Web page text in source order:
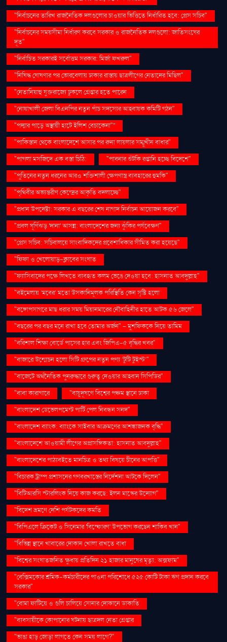
"নির্বাচনের তারিখ রাজনৈতিক দলগুলোর চাওয়ার ভিত্তিতে নির্ধারিত হবে: প্রেস সচিব"
"নির্বাচনের সময়সীমা নির্ধারণ করবে সরকার ও রাজনৈতিক দলগুলো: জাতিসংঘের
দূত"
"নির্বাচিত সরকারই সর্বোত্তম সরকার: মির্জা ফখরুল"
"নিষিদ্ধ ঘোষণার পর ভোরবেলায় ঢাকার রাস্তায় ছাত্রলীগের নেতাদের মিছিল"
"নেতানিয়াহু যুক্তরাজ্যে ঢুকলে গ্রেপ্তার হতে পারেন
"নোয়াখালী জেলা বিএনপির নতুন পাঁচ সদস্যের আহ্বায়ক কমিটি গঠন"
"পদ্মার পাড়ে অস্থায়ী হাটে ইলিশ বেচাকেনা"''
"পাকিস্তান থেকে বাংলাদেশে আসার পর রুনা লায়লার সম্মুখীন বাধার"
"পাগলা মসজিদে এক বস্তা চিঠি:
"পাবনার শুঁটকি রপ্তানি হচ্ছে বিদেশে"
"পুতিনের নতুন ধরনের আরও শক্তিশালী ক্ষেপণাস্ত্র ব্যবহারের হুমকি"
"পৃথিবীর অভ্যন্তরীণ কেন্দ্রের আকৃতি বদলাচ্ছে"
"প্রধান উপদেষ্টা: সরকার এ বছরের শেষ নাগাদ নির্বাচন আয়োজন করবে"
"প্রবল ঘূর্ণিঝড় 'দানা' আসন্ন: বাংলাদেশের জন্য ঝুঁকির পর্যবেক্ষণ"
"প্রেস সচিব: সচিবালয়ে সাংবাদিকদের প্রবেশাধিকার সীমিত করা হয়েছে"
"ফিফা ও খেলোয়াড়-ক্লাবের সংঘাত
"ফ্যাসিবাদের পক্ষে লিখতে ব্যবহৃত কলম ভেঙে দেওয়া হবে: হাসনাত আবদুল্লাহ"
"বইমেলায় ‘মবের’ মতো উসকানিমূলক পরিস্থিতি কেন সৃষ্টি হলো
"বঙ্গোপসাগরে মাছ ধরার সময় মিয়ানমারের নৌবাহিনীর হাতে আটক ৫৬ জেলে"
"বছরের পর বছর মনে রাখা হবে তোমার অর্জন" – মুশফিককে নিয়ে তামিম
"বরিশাল শিক্ষা বোর্ডে পাসের হার এবং জিপিএ-৫ বৃদ্ধির খবর"
"বাজারে উন্মোচন হলো সিটি গ্রুপের নতুন পণ্য ‘টুটি টুইস্ট’"
"বাজেটে অর্থনৈতিক পুনরুদ্ধারে গুরুত্ব দেওয়ার আহ্বান সিপিডির"
"বাবা কারাগারে
"বায়ুদূষণে বিশ্বের পঞ্চম স্থানে ঢাকা
"বাংলাদেশ ডেভেলপমেন্ট পার্টি পেল নিবন্ধন সনদ"
"বাংলাদেশ ব্যাংক: ব্যাংকে সাইবার আক্রমণের আশঙ্কাজনক বৃদ্ধি"
"বাংলাদেশে আওয়ামী লীগের অপ্রাসঙ্গিকতা: হাসনাত আবদুল্লাহ"
"বাংলাদেশের পাঠ্যবইতে মানচিত্র ও তথ্য বিষয়ে চীনের আপত্তি"
"বিচারক ট্রাম্প প্রশাসনের গণবরখাস্তের নির্দেশনা আটকে দিলেন"
"বিটিআরসি স্টারলিংক নিয়ে কাজ করছে: ইলন মাস্কের উদ্যোগ"
"বিদেশ ভ্রমণে দেশি পর্যটকদের কমতি
"বিপিএলে ক্রিকেট ও সিনেমার 'বিস্ফোরণ' উপভোগ করছেন শাকিব খান"
"বিভিন্ন স্থানে খাবারের দোকান খোলা রাখতে বাধা
"বিশ্বের সংঘাতজনিত ক্ষুধায় প্রতিদিন ২১ হাজার মানুষের মৃত্যু: অক্সফাম"
"বেক্সিমকোর শ্রমিক-কর্মচারীদের পাওনা পরিশোধে ৫২৫ কোটি টাকা ঋণ প্রদান করবে
সরকার"
"বোমা ফাটিয়ে ও গুলি চালিয়ে সোনার দোকানে ডাকাতি
"ব্যবসায়ীকে কোপানোর ঘটনায় ছাত্রদল নেতা গ্রেপ্তার
"ভাঙা হাড় জোড়া লাগতে কেন সময় লাগে?"